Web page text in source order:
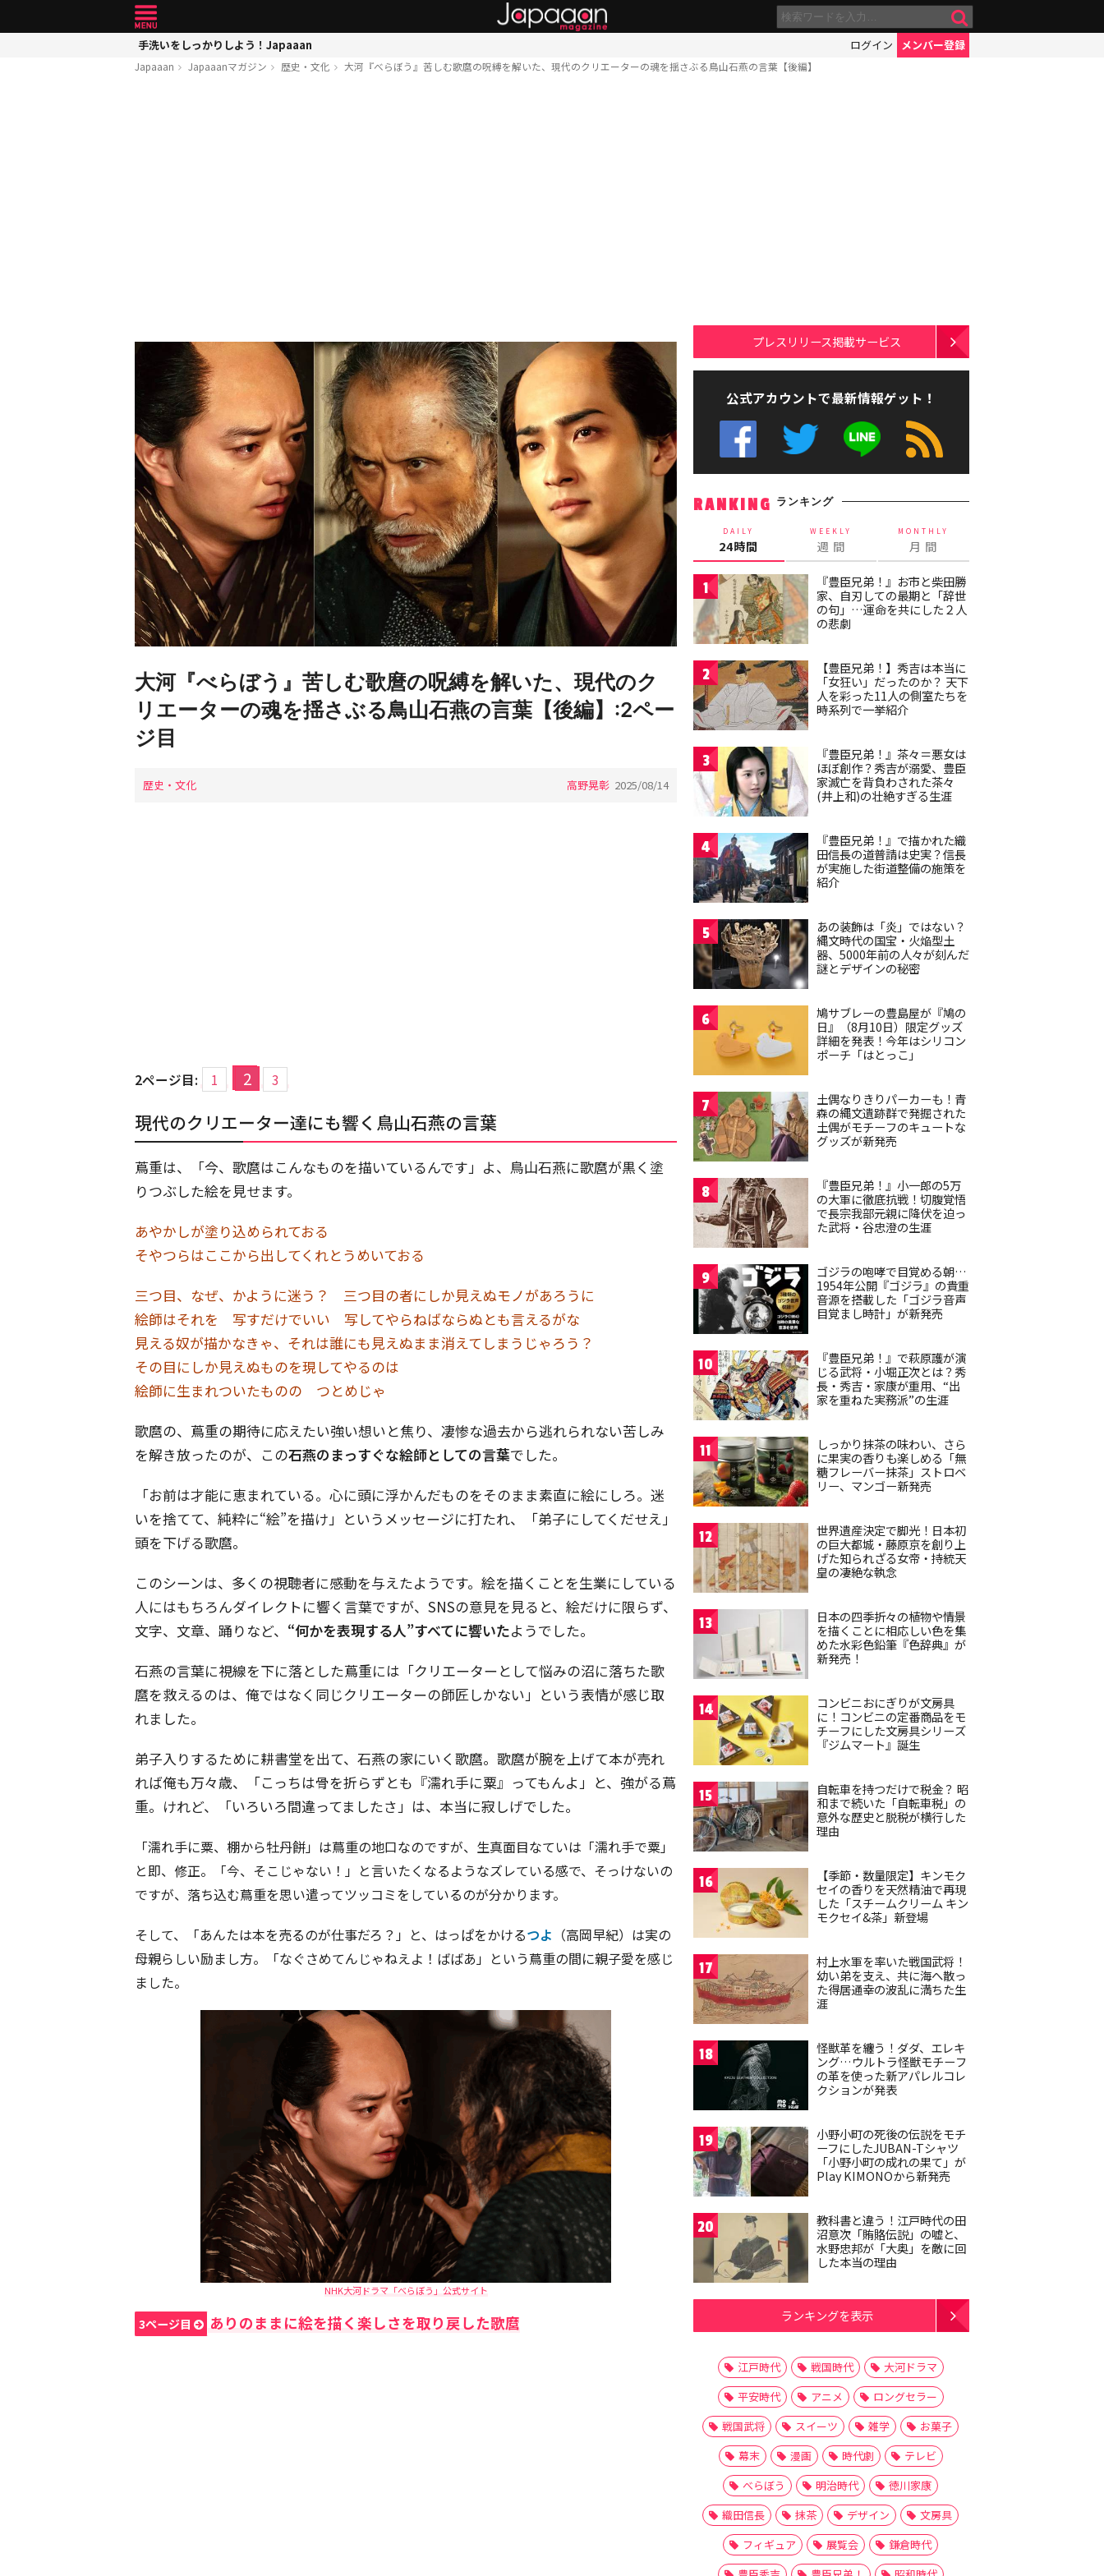
手洗いをしっかりしよう！Japaaan ログイン メンバー登録
Japaaan Japaaanマガジン 歴史・文化 大河『べらぼう』苦しむ歌麿の呪縛を解いた、現代のクリエーターの魂を揺さぶる鳥山石燕の言葉【後編】
大河『べらぼう』苦しむ歌麿の呪縛を解いた、現代のク
リエーターの魂を揺さぶる鳥山石燕の言葉【後編】:2ペー
ジ目
歴史・文化 高野晃彰 2025/08/14
2ページ目: 1 2 3
現代のクリエーター達にも響く鳥山石燕の言葉
蔦重は、「今、歌麿はこんなものを描いているんです」よ、鳥山石燕に歌麿が黒く塗
りつぶした絵を見せます。
あやかしが塗り込められておる
そやつらはここから出してくれとうめいておる
三つ目、なぜ、かように迷う？
三つ目の者にしか見えぬモノがあろうに
絵師はそれを 写すだけでいい 写してやらねばならぬとも言えるがな
見える奴が描かなきゃ、それは誰にも見えぬまま消えてしまうじゃろう？
その目にしか見えぬものを現してやるのは
絵師に生まれついたものの つとめじゃ
歌麿の、蔦重の期待に応えたい強い想いと焦り、凄惨な過去から逃れられない苦しみ
を解き放ったのが、この石燕のまっすぐな絵師としての言葉でした。
「お前は才能に恵まれている。心に頭に浮かんだものをそのまま素直に絵にしろ。迷
いを捨てて、純粋に“絵”を描け」というメッセージに打たれ、「弟子にしてくだせえ」
頭を下げる歌麿。
このシーンは、多くの視聴者に感動を与えたようです。絵を描くことを生業にしている
人にはもちろんダイレクトに響く言葉ですが、SNSの意見を見ると、絵だけに限らず、
文字、文章、踊りなど、 “何かを表現する人”すべてに響いたようでした。
石燕の言葉に視線を下に落とした蔦重には「クリエーターとして悩みの沼に落ちた歌
麿を救えるのは、俺ではなく同じクリエーターの師匠しかない」という表情が感じ取
れました。
弟子入りするために耕書堂を出て、石燕の家にいく歌麿。歌麿が腕を上げて本が売れ
れば俺も万々歳、「こっちは骨を折らずとも『濡れ手に粟』ってもんよ」と、強がる蔦
重。けれど、「いろいろ間違ってましたさ」は、本当に寂しげでした。
「濡れ手に粟、棚から牡丹餅」は蔦重の地口なのですが、生真面目なていは「濡れ手で粟」
と即、修正。「今、そこじゃない！」と言いたくなるようなズレている感で、そっけないの
ですが、落ち込む蔦重を思い遣ってツッコミをしているのが分かります。
そして、 「あんたは本を売るのが仕事だろ？」と、はっぱをかけるつよ （高岡早紀）は実の
母親らしい励まし方。
「なぐさめてんじゃねえよ！ばばあ」という蔦重の間に親子愛を感じ
ました。
NHK大河ドラマ「べらぼう」公式サイト
3ページ目 ありのままに絵を描く楽しさを取り戻した歌麿
プレスリリース掲載サービス
公式アカウントで最新情報ゲット！
RANKING ランキング
DAILY
24時間
WEEKLY
週 間
MONTHLY
月 間
1
『豊臣兄弟！』お市と柴田勝
家、自刃しての最期と「辞世
の句」…運命を共にした２人
の悲劇
2
【豊臣兄弟！】秀吉は本当に
「女狂い」だったのか？ 天下
人を彩った11人の側室たちを
時系列で一挙紹介
3
『豊臣兄弟！』茶々＝悪女は
ほぼ創作？秀吉が溺愛、豊臣
家滅亡を背負わされた茶々
(井上和)の壮絶すぎる生涯
4
『豊臣兄弟！』で描かれた織
田信長の道普請は史実？信長
が実施した街道整備の施策を
紹介
5
あの装飾は「炎」ではない？
縄文時代の国宝・火焔型土
器、5000年前の人々が刻んだ
謎とデザインの秘密
6
鳩サブレーの豊島屋が『鳩の
日』（8月10日）限定グッズ
詳細を発表！今年はシリコン
ポーチ「はとっこ」
7
土偶なりきりパーカーも！青
森の縄文遺跡群で発掘された
土偶がモチーフのキュートな
グッズが新発売
8
『豊臣兄弟！』小一郎の5万
の大軍に徹底抗戦！切腹覚悟
で長宗我部元親に降伏を迫っ
た武将・谷忠澄の生涯
9
ゴジラの咆哮で目覚める朝…
1954年公開『ゴジラ』の貴重
音源を搭載した「ゴジラ音声
目覚まし時計」が新発売
10
『豊臣兄弟！』で萩原護が演
じる武将・小堀正次とは？秀
長・秀吉・家康が重用、“出
家を重ねた実務派”の生涯
11
しっかり抹茶の味わい、さら
に果実の香りも楽しめる「無
糖フレーバー抹茶」ストロベ
リー、マンゴー新発売
12
世界遺産決定で脚光！日本初
の巨大都城・藤原京を創り上
げた知られざる女帝・持統天
皇の凄絶な執念
13
日本の四季折々の植物や情景
を描くことに相応しい色を集
めた水彩色鉛筆『色辞典』が
新発売！
14
コンビニおにぎりが文房具
に！コンビニの定番商品をモ
チーフにした文房具シリーズ
『ジムマート』誕生
15
自転車を持つだけで税金？ 昭
和まで続いた「自転車税」の
意外な歴史と脱税が横行した
理由
16
【季節・数量限定】キンモク
セイの香りを天然精油で再現
した「スチームクリーム キン
モクセイ&茶」新登場
17
村上水軍を率いた戦国武将！
幼い弟を支え、共に海へ散っ
た得居通幸の波乱に満ちた生
涯
18
怪獣革を纏う！ダダ、エレキ
ング…ウルトラ怪獣モチーフ
の革を使った新アパレルコレ
クションが発表
19
小野小町の死後の伝説をモチ
ーフにしたJUBAN-Tシャツ
「小野小町の成れの果て」が
Play KIMONOから新発売
20
教科書と違う！江戸時代の田
沼意次「賄賂伝説」の嘘と、
水野忠邦が「大奥」を敵に回
した本当の理由
ランキングを表示
江戸時代 戦国時代
大河ドラマ
平安時代
アニメ
ロングセラー
戦国武将
スイーツ 雑学
お菓子
幕末
漫画 時代劇
テレビ
べらぼう
明治時代
徳川家康
織田信長
抹茶 デザイン
文房具
フィギュア
展覧会
鎌倉時代